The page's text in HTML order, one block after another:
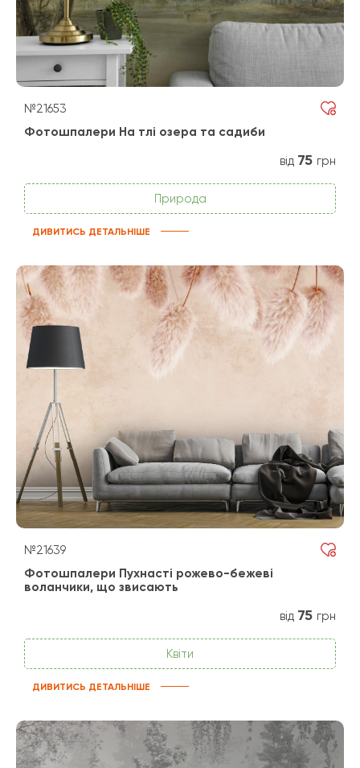
№21653
Фотошпалери На тлі озера та садиби
від 75 грн
Природа
ДИВИТИСЬ ДЕТАЛЬНІШЕ
№21639
Фотошпалери Пухнасті рожево-бежеві
воланчики, що звисають
від 75 грн
Квіти
ДИВИТИСЬ ДЕТАЛЬНІШЕ